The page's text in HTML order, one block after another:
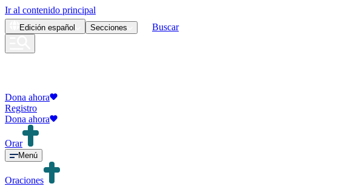
Ir al contenido principal
Edición español Secciones Buscar
Dona ahora
Registro
Dona ahora
Orar
Menú
Oraciones